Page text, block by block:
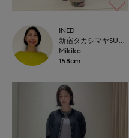
INED
新宿タカシマヤSUPERIOR CLOSET
Mikiko
158cm